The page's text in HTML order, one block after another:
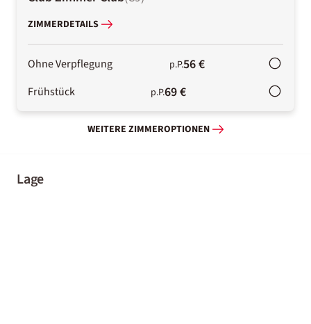
ZIMMERDETAILS
Ohne Verpflegung p.P.56 €
Frühstück p.P.69 €
WEITERE ZIMMEROPTIONEN
Lage